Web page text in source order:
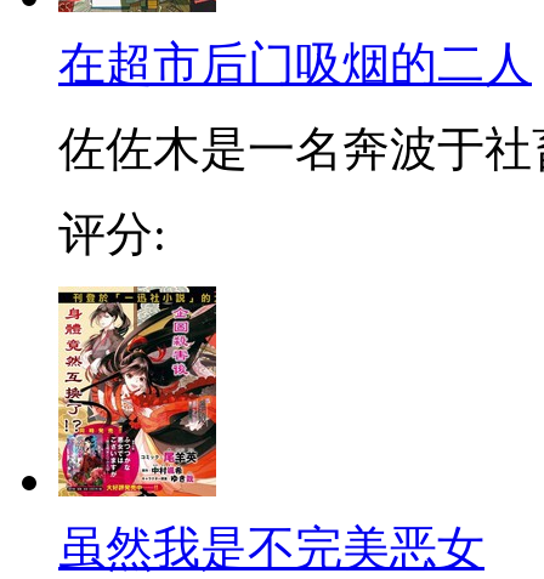
在超市后门吸烟的二人
佐佐木是一名奔波于社
评分:
虽然我是不完美恶女